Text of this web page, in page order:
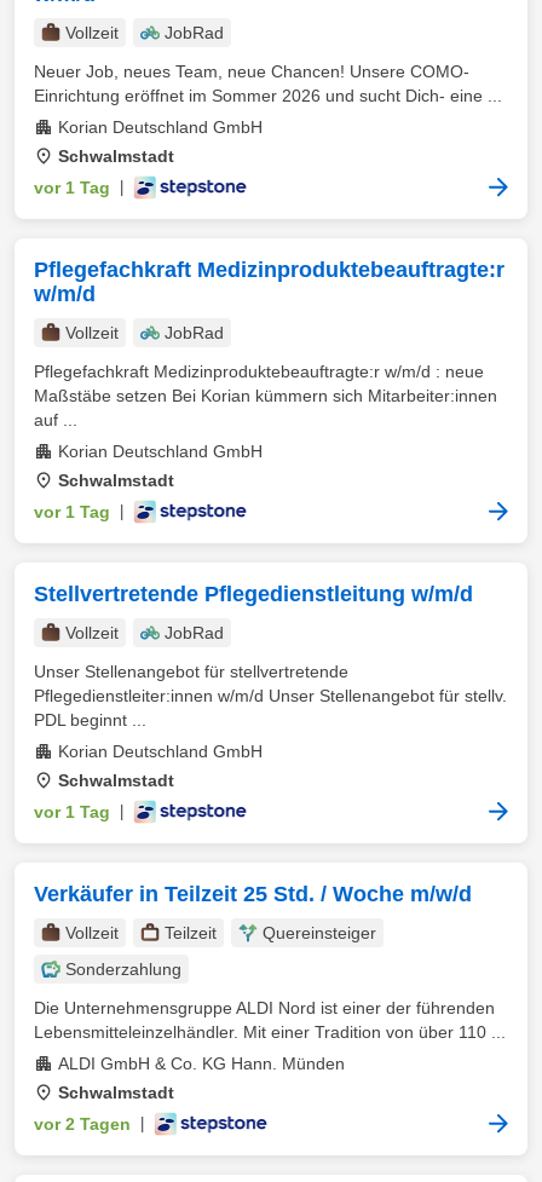
Vollzeit
JobRad
Neuer Job, neues Team, neue Chancen! Unsere COMO-
Einrichtung eröffnet im Sommer 2026 und sucht Dich- eine ...
Korian Deutschland GmbH
Schwalmstadt
vor 1 Tag
Pflegefachkraft Medizinproduktebeauftragte:r
w/m/d
Vollzeit
JobRad
Pflegefachkraft Medizinproduktebeauftragte:r w/m/d : neue
Maßstäbe setzen Bei Korian kümmern sich Mitarbeiter:innen
auf ...
Korian Deutschland GmbH
Schwalmstadt
vor 1 Tag
Stellvertretende Pflegedienstleitung w/m/d
Vollzeit
JobRad
Unser Stellenangebot für stellvertretende
Pflegedienstleiter:innen w/m/d Unser Stellenangebot für stellv.
PDL beginnt ...
Korian Deutschland GmbH
Schwalmstadt
vor 1 Tag
Verkäufer in Teilzeit 25 Std. / Woche m/w/d
Vollzeit Teilzeit
Quereinsteiger
Sonderzahlung
Die Unternehmensgruppe ALDI Nord ist einer der führenden
Lebensmitteleinzelhändler. Mit einer Tradition von über 110 ...
ALDI GmbH & Co. KG Hann. Münden
Schwalmstadt
vor 2 Tagen